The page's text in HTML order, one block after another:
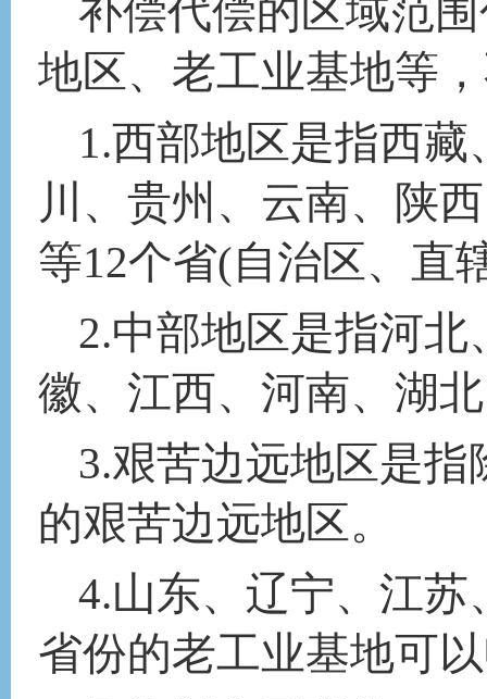
补偿代偿的区域范
地区、老工业基地等
1.西部地区是指西藏
川、贵州、云南、陕
等12个省(自治区、直
2.中部地区是指河
徽、江西、河南、湖
3.艰苦边远地区是
的艰苦边远地区。
4.山东、辽宁、江
省份的老工业基地可